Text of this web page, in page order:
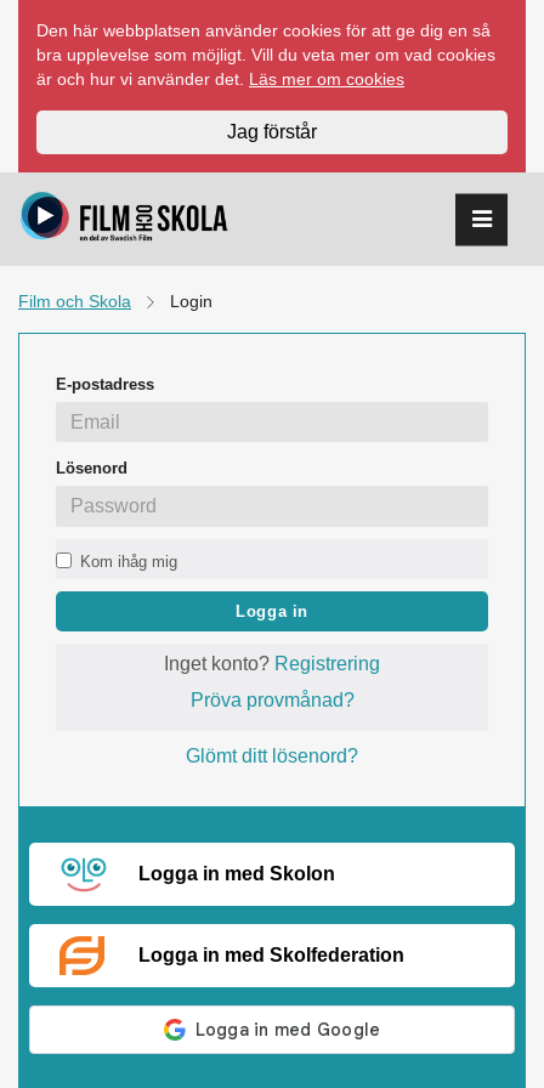
innehåll
Den här webbplatsen använder cookies för att ge dig en så
bra upplevelse som möjligt. Vill du veta mer om vad cookies
är och hur vi använder det. Läs mer om cookies
Jag förstår
Film och Skola Login
E-postadress
Lösenord
Kom ihåg mig
Logga in
Inget konto? Registrering
Pröva provmånad?
Glömt ditt lösenord?
Logga in med Skolon
Logga in med Skolfederation